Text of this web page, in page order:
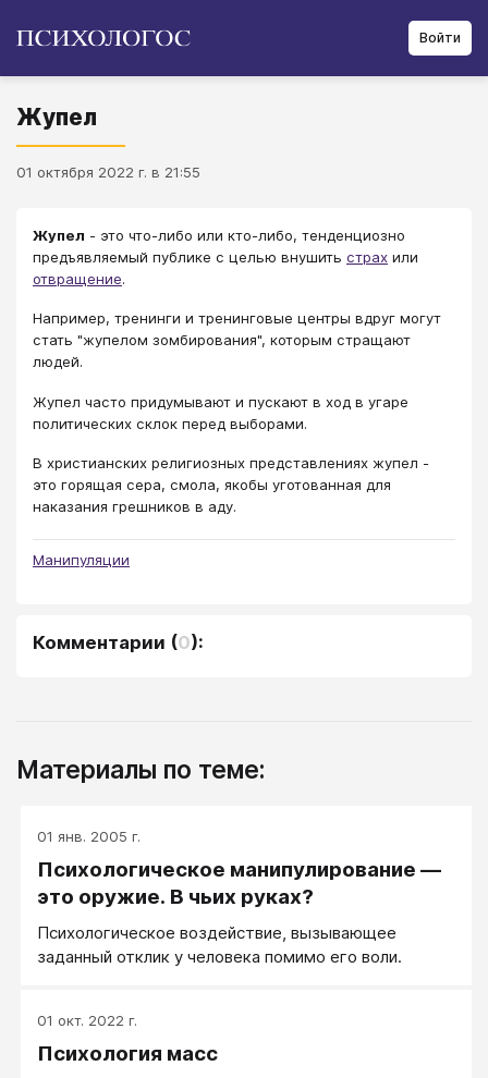
Войти
Жупел
01 октября 2022 г. в 21:55
Жупел - это что-либо или кто-либо, тенденциозно
предъявляемый публике с целью внушить страх или
отвращение.
Например, тренинги и тренинговые центры вдруг могут
стать "жупелом зомбирования", которым стращают
людей.
Жупел часто придумывают и пускают в ход в угаре
политических склок перед выборами.
В христианских религиозных представлениях жупел -
это горящая сера, смола, якобы уготованная для
наказания грешников в аду.
Манипуляции
Комментарии (0):
Материалы по теме:
01 янв. 2005 г.
Психологическое манипулирование —
это оружие. В чьих руках?
Психологическое воздействие, вызывающее
заданный отклик у человека помимо его воли.
01 окт. 2022 г.
Психология масс